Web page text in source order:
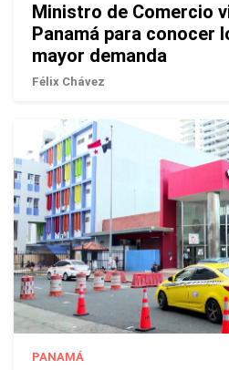
Ministro de Comercio
Panamá para conocer
mayor demanda
Félix Chávez
PANAMÁ